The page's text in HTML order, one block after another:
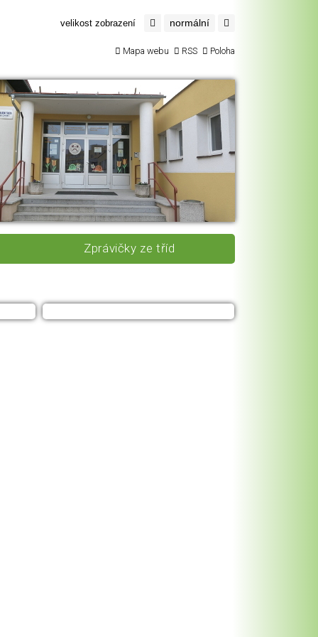
velikost zobrazení normální
Mapa webu RSS Poloha
Zprávičky ze tříd